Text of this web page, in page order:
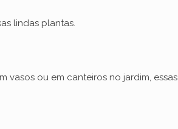
lindas plantas.
vasos ou em canteiros no jardim, essas